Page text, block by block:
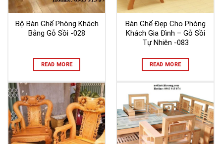
Bộ Bàn Ghế Phòng Khách
Bằng Gỗ Sồi -028
READ MORE
Bàn Ghế Đẹp Cho Phòng
Khách Gia Đình – Gỗ Sồi
Tự Nhiên -083
READ MORE